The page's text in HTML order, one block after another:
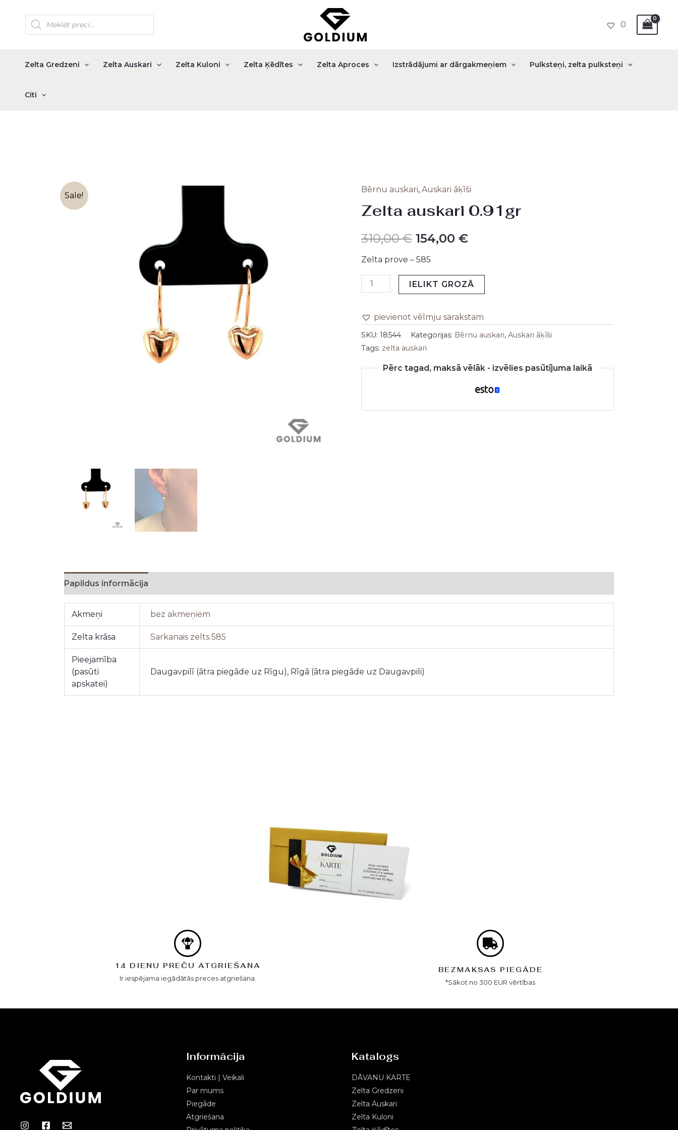
content
Products
search
0
Zelta Gredzeni Zelta Auskari Zelta Kuloni Zelta Ķēdītes Zelta Aproces Izstrādājumi ar dārgakmeņiem Pulksteņi, zelta pulksteņi
Citi
Sale!
Bērnu auskari, Auskari āķīši
Zelta auskari 0.91gr
310,00€
Original
price
was:
310,00 €.
154,00 €
Current
price
is:
Zelta prove – 585
Zelta
auskari
daudzums
IELIKT GROZĀ
pievienot vēlmju sarakstam
SKU: 18544 Kategorijas: Bērnu auskari, Auskari āķīši
Tags: zelta auskari
Pērc tagad, maksā vēlāk - izvēlies pasūtījuma laikā
Papildus informācija
Akmeņi bez akmeņiem
Zelta krāsa Sarkanais zelts 585
Pieejamība
(pasūti
apskatei)
Daugavpilī (ātra piegāde uz Rīgu), Rīgā (ātra piegāde uz Daugavpili)
14 DIENU PREČU ATGRIEŠANA
Ir iespējama iegādātās preces atgriešana.
BEZMAKSAS PIEGĀDE
*Sākot no 300 EUR vērtības
Informācija
Kontakti | Veikali
Par mums
Piegāde
Atgriešana
Katalogs
DĀVANU KARTE
Zelta Gredzeni
Zelta Auskari
Zelta Kuloni